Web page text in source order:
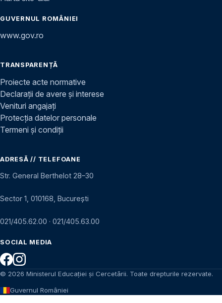
GUVERNUL ROMÂNIEI
www.gov.ro
TRANSPARENȚĂ
Proiecte acte normative
Declarații de avere și interese
Venituri angajați
Protecția datelor personale
Termeni și condiții
ADRESĂ // TELEFOANE
Str. General Berthelot 28–30
Sector 1, 010168, București
021/405.62.00 · 021/405.63.00
SOCIAL MEDIA
© 2026 Ministerul Educației și Cercetării. Toate drepturile rezervate.
Guvernul României